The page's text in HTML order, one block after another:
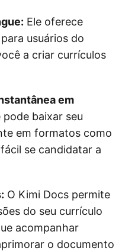
Ele oferece
usuários do
a criar currículos
em
pode baixar seu
em formatos como
se candidatar a
O Kimi Docs permite
do seu currículo
acompanhar
o documento